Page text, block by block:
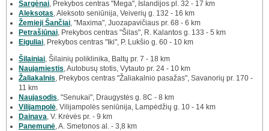
Sargėnai , Prekybos centras "Mega", Islandijos pl. 32 - 17 km
Aleksotas , Aleksoto seniūnija, Veiverių g. 132 - 16 km
Žemieji Šančiai , "Maxima", Juozapavičiaus pr. 68 - 6 km
Petrašiūnai , Prekybos centras "Šilas", R. Kalantos g. 133 - 5 km
Eiguliai , Prekybos centras "Iki", P. Lukšio g. 60 - 10 km
Šilainiai , Šilainių poliklinika, Baltų pr. 7 - 18 km
Naujamiestis , Autobusų stotis, Vytauto pr. 24 - 10 km
Žaliakalnis , Prekybos centras "Žaliakalnio pasažas", Savanorių pr. 170 -
11 km
Naujasodis , "Senukai", Draugystės g. 8C - 8 km
Vilijampolė , Vilijampolės seniūnija, Lampėdžių g. 10 - 14 km
Dainava , V. Krėvės pr. - 9 km
Panemunė , A. Smetonos al. - 3,8 km